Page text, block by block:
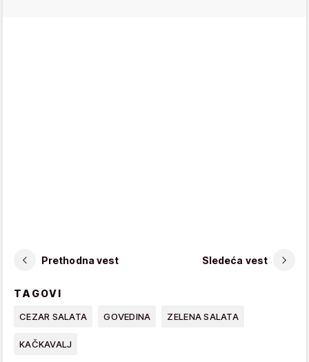
Prethodna vest Sledeća vest
TAGOVI
CEZAR SALATA GOVEDINA ZELENA SALATA
KAČKAVALJ